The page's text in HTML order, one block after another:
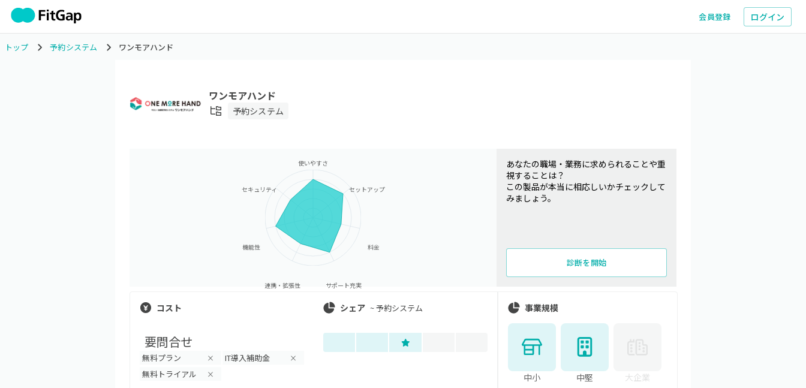
会員登録 ログイン
トップ 予約システム ワンモアハンド
ワンモアハンド
予約システム
使いやすさ
セットアップ
料金
サポート充実
連携・拡張性
機能性
セキュリティ
あなたの職場・業務に求められることや重
視することは？
この製品が本当に相応しいかチェックして
みましょう。
診断を開始
コスト
要問合せ
無料プラン × IT導入補助金 ×
無料トライアル ×
シェア ~予約システム 事業規模
中小 中堅 大企業